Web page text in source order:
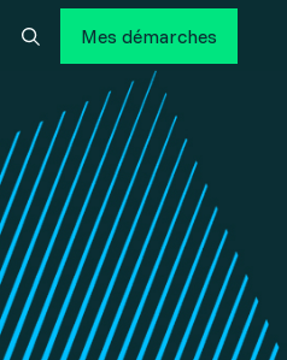
Rechercher
Fermer
Mes démarches
Fermer